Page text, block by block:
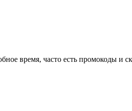
время, часто есть промокоды и